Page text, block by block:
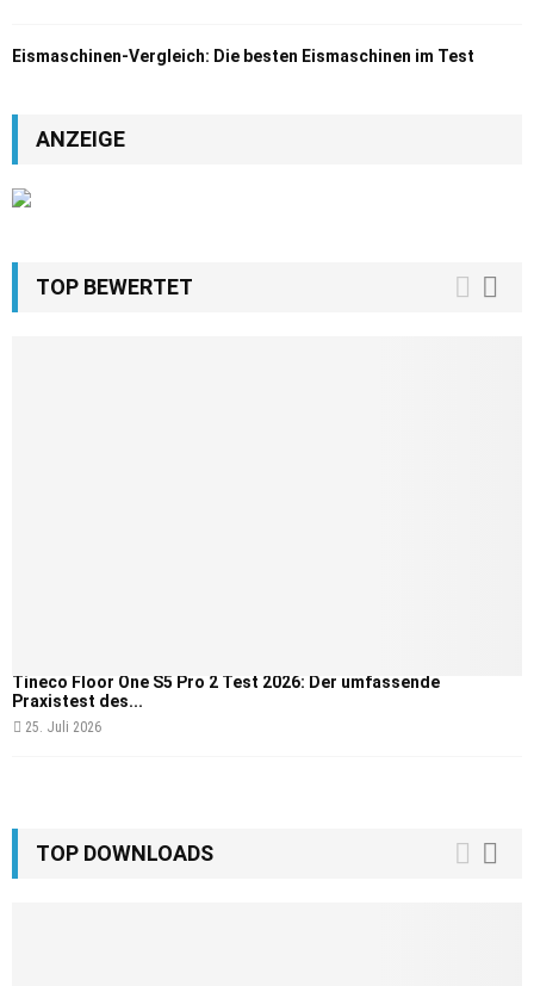
Eismaschinen-Vergleich: Die besten Eismaschinen im Test
ANZEIGE
TOP BEWERTET
Tineco Floor One S5 Pro 2 Test 2026: Der umfassende
Praxistest des...
25. Juli 2026
TOP DOWNLOADS